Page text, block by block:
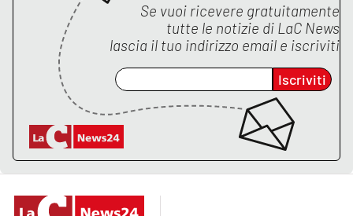
Crotone
Vibo Valentia
Reggio Calabria
Cosenza
Se vuoi ricevere gratuitamente
tutte le notizie di LaC News
lascia il tuo indirizzo email e iscriviti
Iscriviti